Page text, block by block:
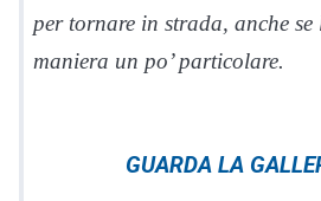
per tornare in strada, anche
maniera un po’ particolare.
GUARDA LA